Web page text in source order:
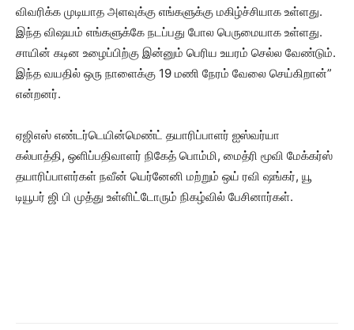
விவரிக்க முடியாத அளவுக்கு எங்களுக்கு மகிழ்ச்சியாக உள்ளது.
இந்த விஷயம் எங்களுக்கே நடப்பது போல பெருமையாக உள்ளது.
சாயின் கடின உழைப்பிற்கு இன்னும் பெரிய உயரம் செல்ல வேண்டும்.
இந்த வயதில் ஒரு நாளைக்கு 19 மணி நேரம் வேலை செய்கிறான்”
என்றனர்.
ஏஜிஎஸ் எண்டர்டெயின்மெண்ட் தயாரிப்பாளர் ஐஸ்வர்யா
கல்பாத்தி, ஒளிப்பதிவாளர் நிகேத் பொம்மி, மைத்ரி மூவி மேக்கர்ஸ்
தயாரிப்பாளர்கள் நவீன் யெர்னேனி மற்றும் ஒய் ரவி ஷங்கர், யூ
டியூபர் ஜி பி முத்து உள்ளிட்டோரும் நிகழ்வில் பேசினார்கள்.